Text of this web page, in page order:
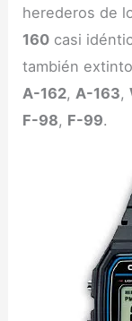
herederos de
160 casi
también
A-162, A-163,
F-98, F-99.